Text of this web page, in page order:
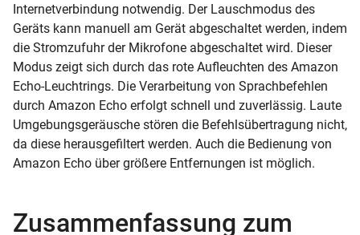
Internetverbindung notwendig. Der Lauschmodus des
Geräts kann manuell am Gerät abgeschaltet werden, indem
die Stromzufuhr der Mikrofone abgeschaltet wird. Dieser
Modus zeigt sich durch das rote Aufleuchten des Amazon
Echo-Leuchtrings. Die Verarbeitung von Sprachbefehlen
durch Amazon Echo erfolgt schnell und zuverlässig. Laute
Umgebungsgeräusche stören die Befehlsübertragung nicht,
da diese herausgefiltert werden. Auch die Bedienung von
Amazon Echo über größere Entfernungen ist möglich.
Zusammenfassung zum